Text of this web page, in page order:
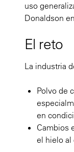
uso
Donaldson
El reto
La industria
Polvo de
en
Cambios
el hielo al